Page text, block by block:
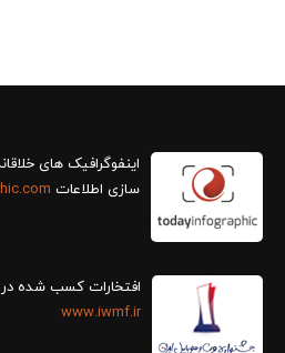
سازی اطلاعات
افتخارات کسب شده در
www.iwmf.ir